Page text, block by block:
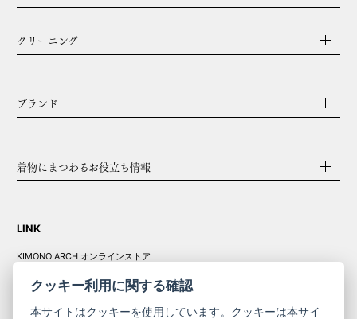
クリーニング
ブランド
着物にまつわるお役立ち情報
LINK
KIMONO ARCH オンラインストア
クッキー利用に関する確認
本サイトはクッキーを使用しています。クッキーは本サイ